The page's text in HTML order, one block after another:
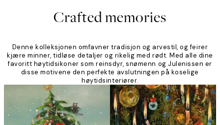
Crafted memories
Denne kolleksjonen omfavner tradisjon og arvestil, og feirer
kjære minner, tidløse detaljer og rikelig med rødt. Med alle dine
favoritt høytidsikoner som reinsdyr, snømenn og Julenissen er
disse motivene den perfekte avslutningen på koselige
høytidsinteriører.